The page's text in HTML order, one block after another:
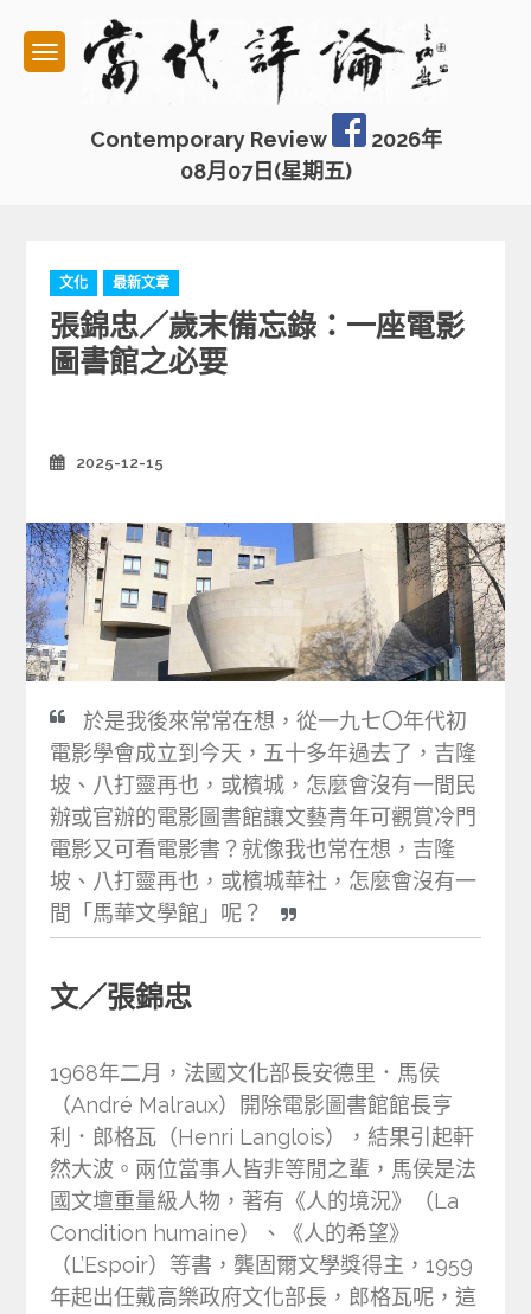
content
Contemporary Review
2026年
08月07日(星期五)
C
a
t
e
g
i
e
文化 最新文章
張錦忠／歲末備忘錄：一座電影
圖書館之必要
2025-12-15
於是我後來常常在想，從一九七〇年代初
電影學會成立到今天，五十多年過去了，吉隆
坡、八打靈再也，或檳城，怎麼會沒有一間民
辦或官辦的電影圖書館讓文藝青年可觀賞冷門
電影又可看電影書？就像我也常在想，吉隆
坡、八打靈再也，或檳城華社，怎麼會沒有一
間「馬華文學館」呢？
文／張錦忠
1968年二月，法國文化部長安德里．馬侯
（André Malraux）開除電影圖書館館長亨
利．郎格瓦（Henri Langlois），結果引起軒
然大波。兩位當事人皆非等閒之輩，馬侯是法
國文壇重量級人物，著有《人的境況》（La
Condition humaine）、《人的希望》
（L’Espoir）等書，龔固爾文學獎得主，1959
年起出任戴高樂政府文化部長，郎格瓦呢，這